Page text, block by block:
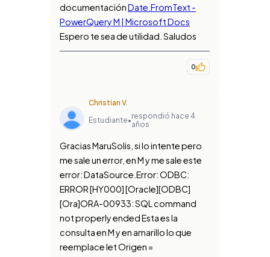
documentaciónDate.FromText -
PowerQuery M | Microsoft Docs
Espero te sea de utilidad. Saludos
0
Christian V.
Estudiante•respondió hace 4
años
Gracias MaruSolis, si lo intente pero
me sale un error, en M y me sale este
error: DataSource.Error: ODBC:
ERROR [HY000] [Oracle][ODBC]
[Ora]ORA-00933: SQL command
not properly ended Esta es la
consulta en M y en amarillo lo que
reemplace let Origen =